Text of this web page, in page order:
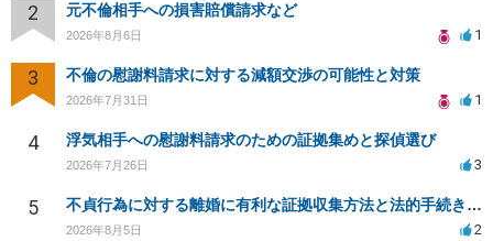
2 元不倫相手への損害賠償請求など
2026年8月6日 1
3 不倫の慰謝料請求に対する減額交渉の可能性と対策
2026年7月31日 1
4 浮気相手への慰謝料請求のための証拠集めと探偵選び
2026年7月26日 3
5 不貞行為に対する離婚に有利な証拠収集方法と法的手続きについて
2026年8月5日 2